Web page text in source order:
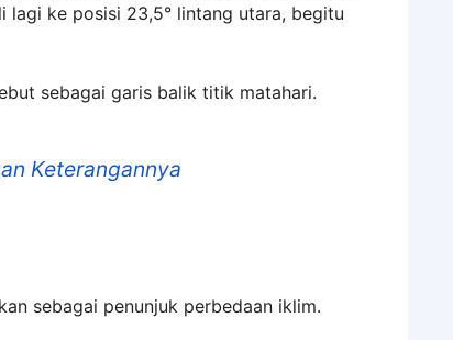
lagi ke posisi 23,5° lintang utara, begitu
sebagai garis balik titik matahari.
Keterangannya
sebagai penunjuk perbedaan iklim.